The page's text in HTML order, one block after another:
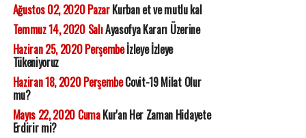
Ağustos 02, 2020 PazarKurban et ve mutlu kal
Temmuz 14, 2020 SalıAyasofya Kararı Üzerine
Haziran 25, 2020 Perşembeİzleye İzleye
Tükeniyoruz
Haziran 18, 2020 PerşembeCovit-19 Milat Olur
mu?
Mayıs 22, 2020 CumaKur'an Her Zaman Hidayete
Erdirir mi?